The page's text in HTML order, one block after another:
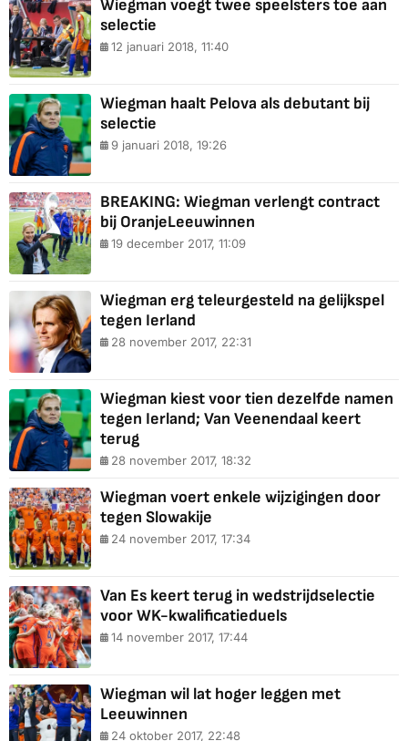
Wiegman voegt twee speelsters toe aan
selectie
12 januari 2018, 11:40
Wiegman haalt Pelova als debutant bij
selectie
9 januari 2018, 19:26
BREAKING: Wiegman verlengt contract
bij OranjeLeeuwinnen
19 december 2017, 11:09
Wiegman erg teleurgesteld na gelijkspel
tegen Ierland
28 november 2017, 22:31
Wiegman kiest voor tien dezelfde namen
tegen Ierland; Van Veenendaal keert
terug
28 november 2017, 18:32
Wiegman voert enkele wijzigingen door
tegen Slowakije
24 november 2017, 17:34
Van Es keert terug in wedstrijdselectie
voor WK-kwalificatieduels
14 november 2017, 17:44
Wiegman wil lat hoger leggen met
Leeuwinnen
24 oktober 2017, 22:48